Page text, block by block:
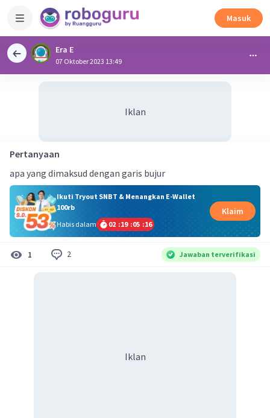
Masuk
Era E
07 Oktober 2023 13:49
Iklan
Pertanyaan
apa yang dimaksud dengan garis bujur
Ikuti Tryout SNBT & Menangkan E-Wallet
100rb
Habis dalam
02 :19 :05 :15
Klaim
1 2 Jawaban terverifikasi
Iklan